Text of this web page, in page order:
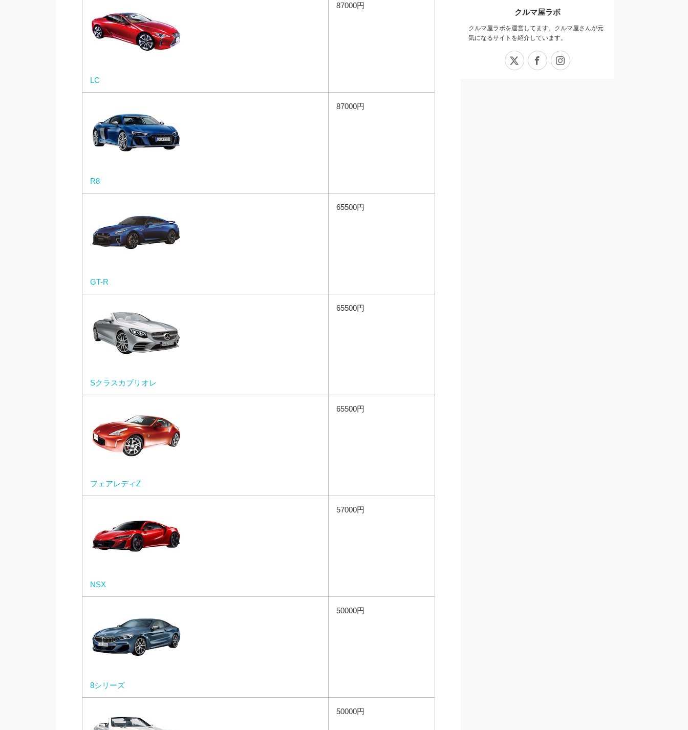
LC
87000円
R8
87000円
GT-R
65500円
Sクラスカブリオレ
65500円
フェアレディZ
65500円
NSX
57000円
8シリーズ
50000円
50000円
クルマ屋ラボ
クルマ屋ラボを運営してます。クルマ屋さんが元
気になるサイトを紹介しています。
Facebook